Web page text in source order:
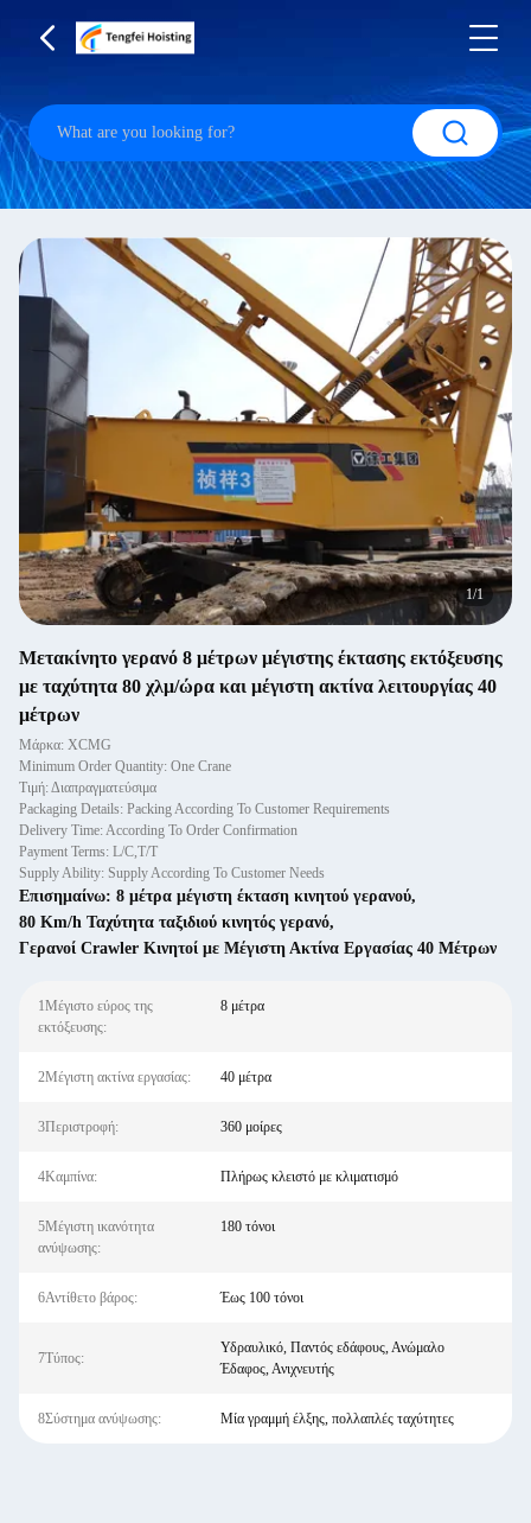
1/1
Μετακίνητο γερανό 8 μέτρων μέγιστης έκτασης εκτόξευσης
με ταχύτητα 80 χλμ/ώρα και μέγιστη ακτίνα λειτουργίας 40
μέτρων
Μάρκα: XCMG
Minimum Order Quantity: One Crane
Τιμή: Διαπραγματεύσιμα
Packaging Details: Packing According To Customer Requirements
Delivery Time: According To Order Confirmation
Payment Terms: L/C,T/T
Supply Ability: Supply According To Customer Needs
Επισημαίνω: 8 μέτρα μέγιστη έκταση κινητού γερανού,
80 Km/h Ταχύτητα ταξιδιού κινητός γερανό,
Γερανοί Crawler Κινητοί με Μέγιστη Ακτίνα Εργασίας 40 Μέτρων
1Μέγιστο εύρος της
εκτόξευσης:
8 μέτρα
2Μέγιστη ακτίνα εργασίας: 40 μέτρα
3Περιστροφή: 360 μοίρες
4Καμπίνα: Πλήρως κλειστό με κλιματισμό
5Μέγιστη ικανότητα
ανύψωσης:
180 τόνοι
6Αντίθετο βάρος: Έως 100 τόνοι
7Τύπος:
Υδραυλικό, Παντός εδάφους, Ανώμαλο
Έδαφος, Ανιχνευτής
8Σύστημα ανύψωσης: Μία γραμμή έλξης, πολλαπλές ταχύτητες